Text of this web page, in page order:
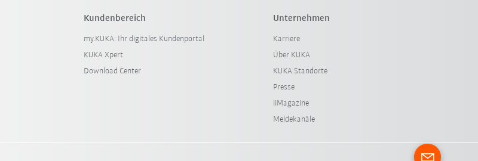
Kundenbereich
my.KUKA: Ihr digitales Kundenportal
KUKA Xpert
Download Center
Unternehmen
Karriere
Über KUKA
KUKA Standorte
Presse
iiMagazine
Meldekanäle